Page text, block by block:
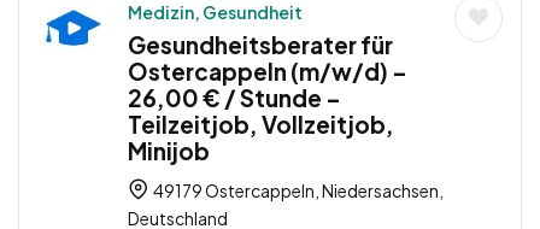
Medizin, Gesundheit
Gesundheitsberater für
Ostercappeln (m/w/d) –
26,00 € / Stunde –
Teilzeitjob, Vollzeitjob,
Minijob
49179 Ostercappeln, Niedersachsen,
Deutschland